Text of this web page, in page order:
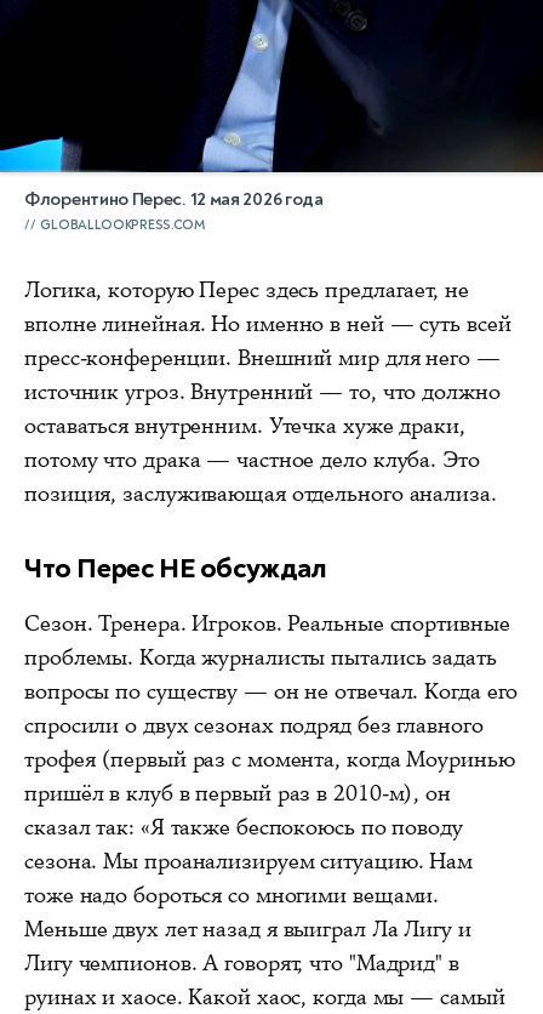
Флорентино Перес. 12 мая 2026 года
GLOBALLOOKPRESS.COM
Логика, которую Перес здесь предлагает, не
вполне линейная. Но именно в ней — суть всей
пресс-конференции. Внешний мир для него —
источник угроз. Внутренний — то, что должно
оставаться внутренним. Утечка хуже драки,
потому что драка — частное дело клуба. Это
позиция, заслуживающая отдельного анализа.
Что Перес НЕ обсуждал
Сезон. Тренера. Игроков. Реальные спортивные
проблемы. Когда журналисты пытались задать
вопросы по существу — он не отвечал. Когда его
спросили о двух сезонах подряд без главного
трофея (первый раз с момента, когда Моуринью
пришёл в клуб в первый раз в 2010-м), он
сказал так: «Я также беспокоюсь по поводу
сезона. Мы проанализируем ситуацию. Нам
тоже надо бороться со многими вещами.
Меньше двух лет назад я выиграл Ла Лигу и
Лигу чемпионов. А говорят, что "Мадрид" в
руинах и хаосе. Какой хаос, когда мы — самый